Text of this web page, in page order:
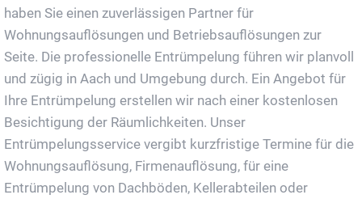
haben Sie einen zuverlässigen Partner für
Wohnungsauflösungen und Betriebsauflösungen zur
Seite. Die professionelle Entrümpelung führen wir planvoll
und zügig in Aach und Umgebung durch. Ein Angebot für
Ihre Entrümpelung erstellen wir nach einer kostenlosen
Besichtigung der Räumlichkeiten. Unser
Entrümpelungsservice vergibt kurzfristige Termine für die
Wohnungsauflösung, Firmenauflösung, für eine
Entrümpelung von Dachböden, Kellerabteilen oder